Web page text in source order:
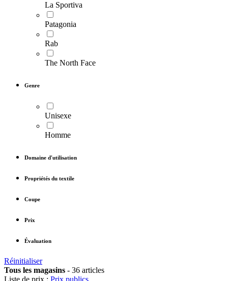
La Sportiva
Patagonia
Rab
The North Face
Genre
Unisexe
Homme
Domaine d'utilisation
Propriétés du textile
Coupe
Prix
Évaluation
Réinitialiser
Tous les magasins - 36 articles
Liste de prix : Prix publics